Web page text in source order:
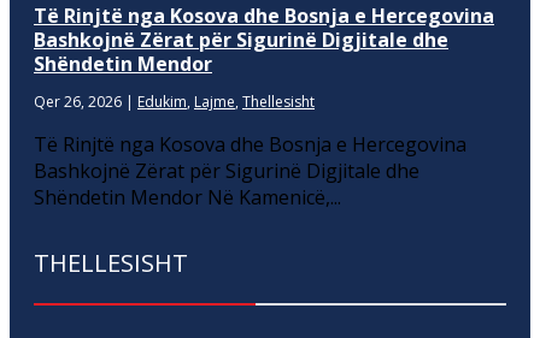
Të Rinjtë nga Kosova dhe Bosnja e Hercegovina
Bashkojnë Zërat për Sigurinë Digjitale dhe
Shëndetin Mendor
Qer 26, 2026 | Edukim, Lajme, Thellesisht
Të Rinjtë nga Kosova dhe Bosnja e Hercegovina
Bashkojnë Zërat për Sigurinë Digjitale dhe
Shëndetin Mendor Në Kamenicë,...
THELLESISHT